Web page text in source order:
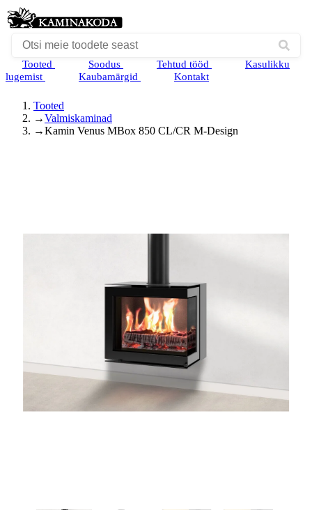
Tooted Soodus Tehtud tööd
Kasulikku
lugemist
Kaubamärgid Kontakt
Tooted
→Valmiskaminad
→Kamin Venus MBox 850 CL/CR M-Design